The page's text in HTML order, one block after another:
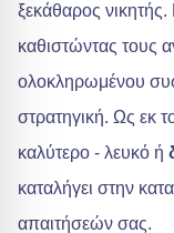
ξεκάθαρος
καθιστώντας τους
ολοκληρωμένου
στρατηγική. Ως εκ
καλύτερο - λευκό ή
καταλήγει στην
απαιτήσεών σας.